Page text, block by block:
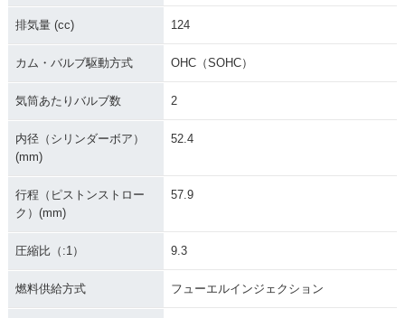
排気量 (cc) 124
カム・バルブ駆動方式 OHC（SOHC）
気筒あたりバルブ数 2
内径（シリンダーボア）
(mm)
52.4
行程（ピストンストロー
ク）(mm)
57.9
圧縮比（:1） 9.3
燃料供給方式 フューエルインジェクション